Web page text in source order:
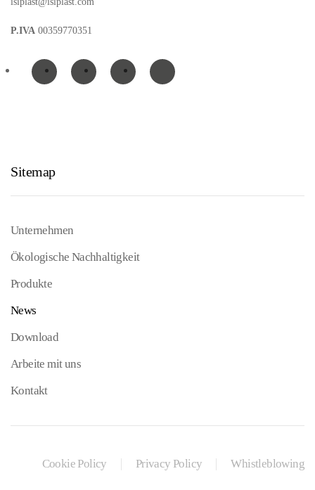
P.IVA 00359770351
Sitemap
Unternehmen
Ökologische Nachhaltigkeit
Produkte
News
Download
Arbeite mit uns
Kontakt
Cookie Policy Privacy Policy Whistleblowing